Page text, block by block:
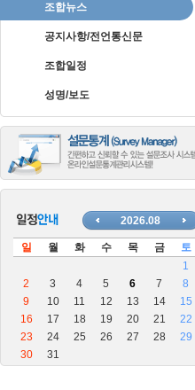
조합뉴스
공지사항/전언통신문
조합일정
성명/보도